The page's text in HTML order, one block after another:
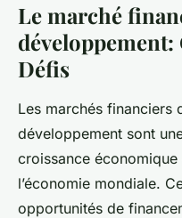
Le marché
pays en
Le marché
Défis
Les marchés financiers
développement sont
croissance
l’économie mondiale.
opportunités de